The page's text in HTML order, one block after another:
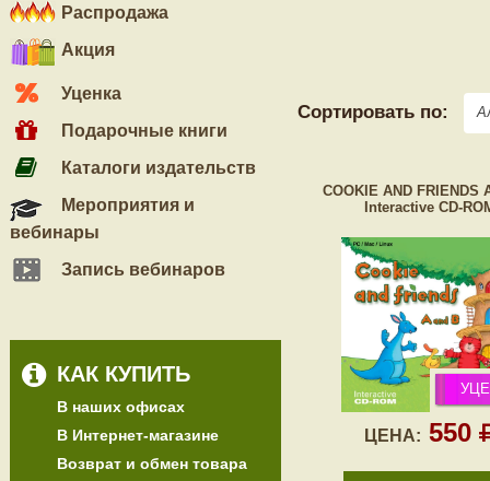
Распродажа
Акция
Уценка
Подарочные книги
Каталоги издательств
Мероприятия и
вебинары
Запись вебинаров
КАК КУПИТЬ
В наших офисах
В Интернет-магазине
Возврат и обмен товара
Сортировать по:
COOKIE AND FRIENDS
Interactive CD-
ЦЕНА: 550